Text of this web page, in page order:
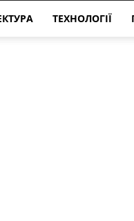
ТЕХНОЛОГІЇ